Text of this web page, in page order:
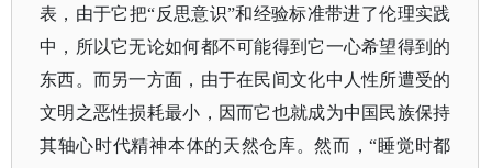
表，由于它把“反思意识”和经验标准带进了伦理实践
中，所以它无论如何都不可能得到它一心希望得到的
东西。而另一方面，由于在民间文化中人性所遭受的
文明之恶性损耗最小，因而它也就成为中国民族保持
其轴心时代精神本体的天然仓库。然而，“睡觉时都